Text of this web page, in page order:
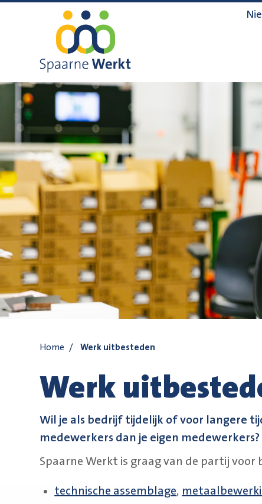
Navigatie overslaan
Home / Werk uitbesteden
Werk
Wil je als bedrijf tijdelijk of voor langere
medewerkers dan je eigen medewerkers?
Spaarne Werkt is graag van de partij voor
technische assemblage,